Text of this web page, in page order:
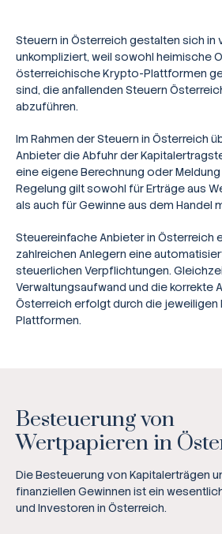
Rechner
Workshops
Steuern in Österreich gestalten sich in
unkompliziert, weil sowohl heimische
österreichische Krypto-Plattformen
sind, die anfallenden Steuern
abzuführen.
Im Rahmen der Steuern in Österreich
Anbieter die Abfuhr der
eine eigene Berechnung oder
Regelung gilt sowohl für Erträge aus
als auch für Gewinne aus dem Handel
Steuereinfache Anbieter in Österreich
zahlreichen Anlegern eine
steuerlichen Verpflichtungen.
Verwaltungsaufwand und die korrekte
Österreich erfolgt durch die jeweiligen
Plattformen.
Besteuerung von
Wertpapieren in
Die Besteuerung von Kapitalerträgen
finanziellen Gewinnen ist ein
und Investoren in Österreich.